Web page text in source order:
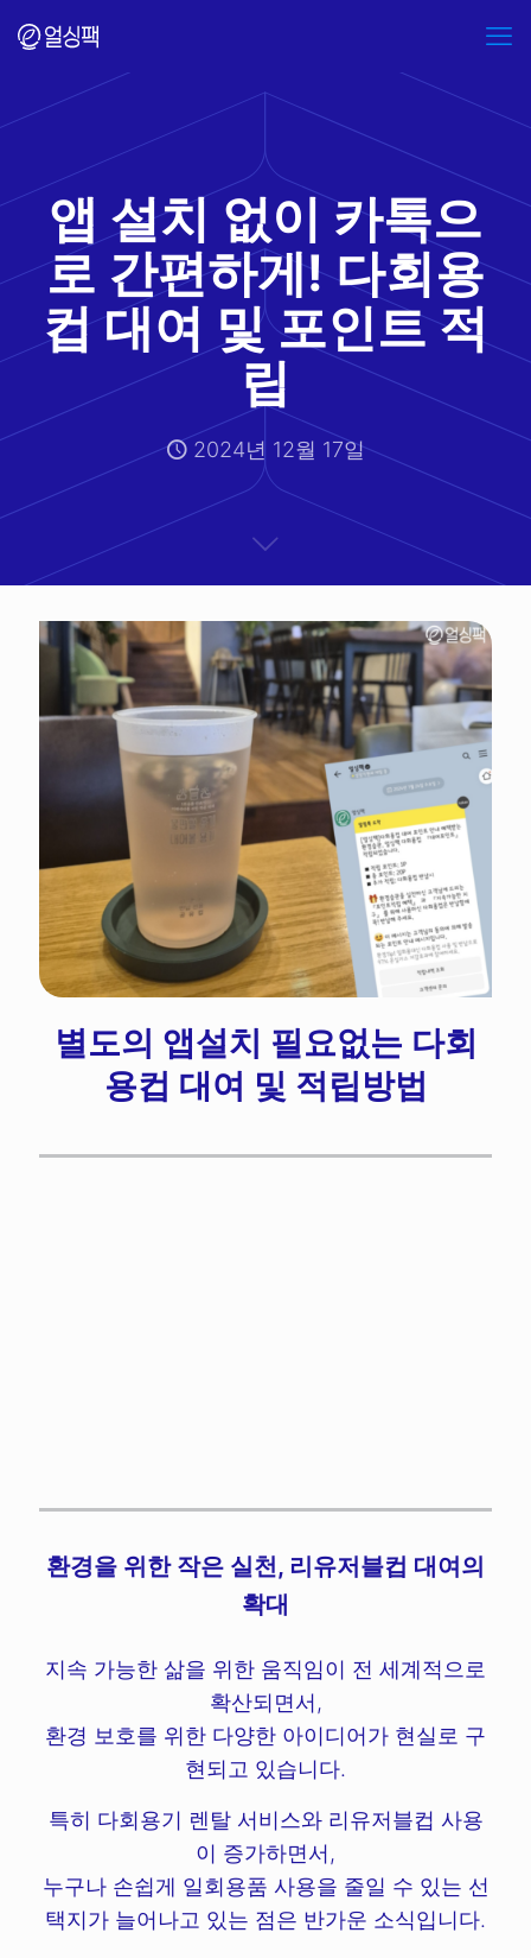
앱 설치 없이 카톡으
로 간편하게! 다회용
컵 대여 및 포인트 적
립
2024년 12월 17일
별도의 앱설치 필요없는 다회
용컵 대여 및 적립방법
환경을 위한 작은 실천, 리유저블컵 대여의
확대
지속 가능한 삶을 위한 움직임이 전 세계적으로
확산되면서,
환경 보호를 위한 다양한 아이디어가 현실로 구
현되고 있습니다.
특히 다회용기 렌탈 서비스와 리유저블컵 사용
이 증가하면서,
누구나 손쉽게 일회용품 사용을 줄일 수 있는 선
택지가 늘어나고 있는 점은 반가운 소식입니다.